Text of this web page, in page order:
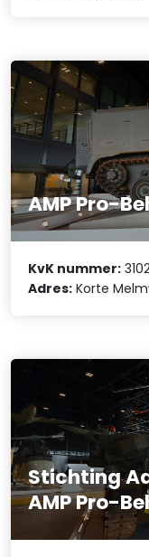
AMP Pro-
KvK nummer:
Adres: Korte
Stichting
AMP Pro-